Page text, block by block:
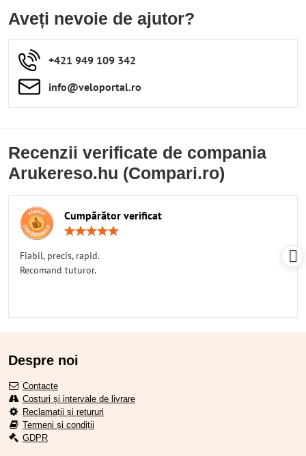
Aveți nevoie de ajutor?
+421 949 109 342
info​​@veloportal​.ro
Recenzii verificate de compania
Arukereso.hu (Compari.ro)
Cumpărător verificat
Fiabil, precis, rapid.
Recomand tuturor.
Despre noi
Contacte
Costuri și intervale de livrare
Reclamații și retururi
Termeni și condiții
GDPR